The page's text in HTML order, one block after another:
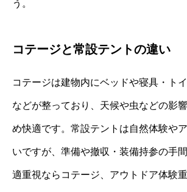
う。
コテージと常設テントの違い
コテージは建物内にベッドや寝具・ト
などが整っており、天候や虫などの影
め快適です。常設テントは自然体験や
いですが、準備や撤収・装備持参の手
適重視ならコテージ、アウトドア体験